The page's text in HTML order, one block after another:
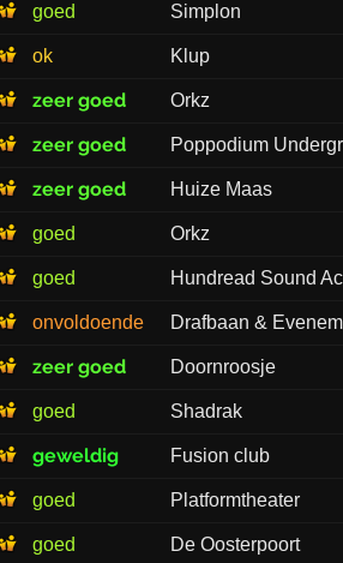
goed Simplon
ok Klup
zeer goed Orkz
zeer goed Poppodium
zeer goed Huize Maas
goed Orkz
goed Hundread Sound
onvoldoende Drafbaan &
zeer goed Doornroosje
goed Shadrak
geweldig Fusion club
goed Platformtheater
goed De Oosterpoort